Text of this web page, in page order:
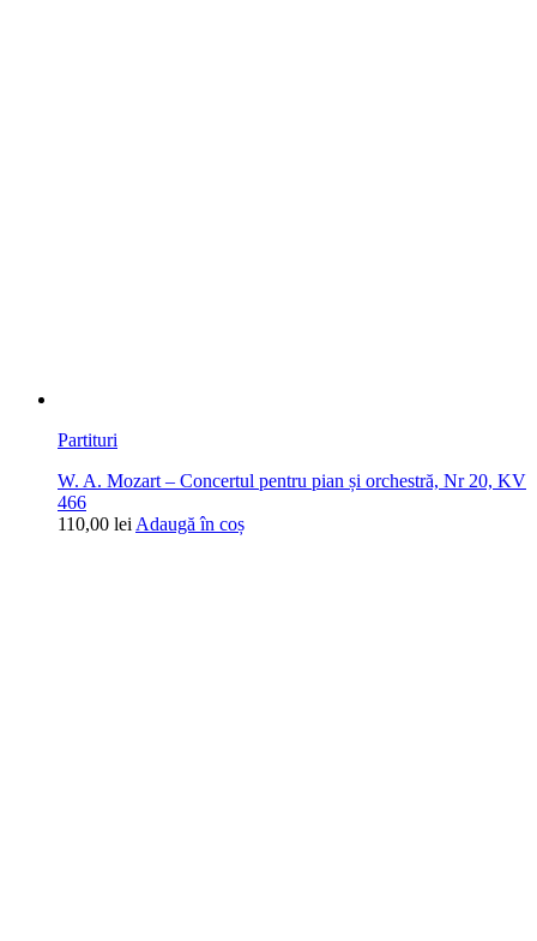
Partituri
W. A. Mozart – Concertul pentru pian și orchestră, Nr 20, KV
466
110,00 lei Adaugă în coș